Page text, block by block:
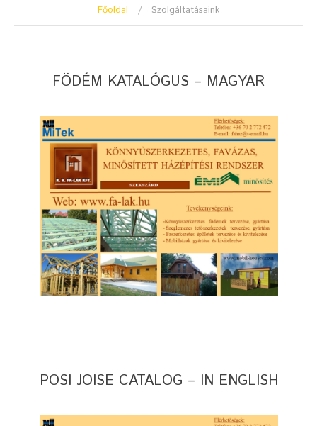
Főoldal Szolgáltatásaink
FÖDÉM KATALÓGUS – MAGYAR
POSI JOISE CATALOG – IN ENGLISH